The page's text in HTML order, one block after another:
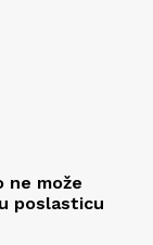
ne može
poslasticu